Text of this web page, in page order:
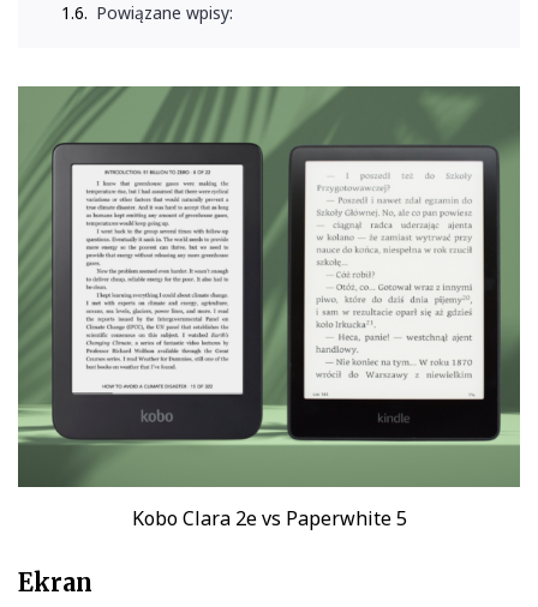
Powiązane wpisy:
Kobo Clara 2e vs Paperwhite 5
Ekran